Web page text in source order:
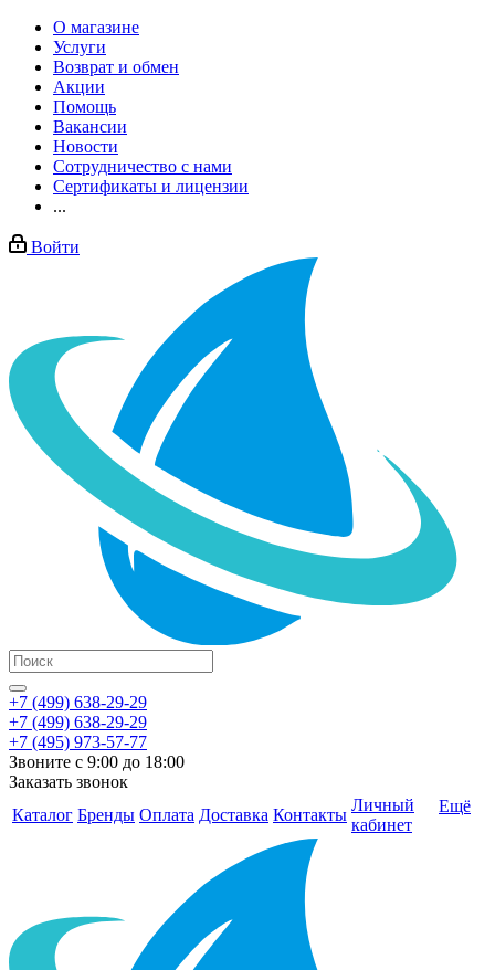
О магазине
Услуги
Возврат и обмен
Акции
Помощь
Вакансии
Новости
Сотрудничество с нами
Сертификаты и лицензии
...
Войти
+7 (499) 638-29-29
+7 (499) 638-29-29
+7 (495) 973-57-77
Звоните с 9:00 до 18:00
Заказать звонок
Каталог Бренды Оплата Доставка Контакты
Личный
кабинет
Ещё